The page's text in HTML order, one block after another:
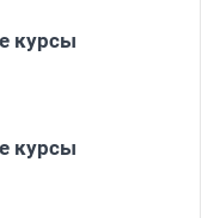
курсы
курсы